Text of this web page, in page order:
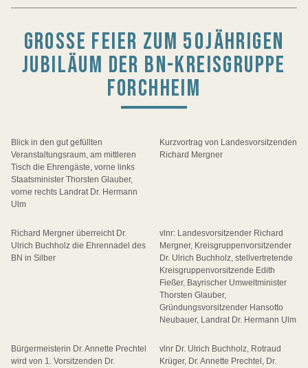
GROSSE FEIER ZUM 50JÄHRIGEN J
UBILÄUM DER BN-KREISGRUPPE F
ORCHHEIM
Blick in den gut gefüllten
Veranstaltungsraum, am mittleren
Tisch die Ehrengäste, vorne links
Staatsminister Thorsten Glauber,
vorne rechts Landrat Dr. Hermann
Ulm
Kurzvortrag von Landesvorsitzenden
Richard Mergner
Richard Mergner überreicht Dr.
Ulrich Buchholz die Ehrennadel des
BN in Silber
vlnr: Landesvorsitzender Richard
Mergner, Kreisgruppenvorsitzender
Dr. Ulrich Buchholz, stellvertretende
Kreisgruppenvorsitzende Edith
Fießer, Bayrischer Umweltminister
Thorsten Glauber,
Gründungsvorsitzender Hansotto
Neubauer, Landrat Dr. Hermann Ulm
Bürgermeisterin Dr. Annette Prechtel
wird von 1. Vorsitzenden Dr.
vlnr Dr. Ulrich Buchholz, Rotraud
Krüger, Dr. Annette Prechtel, Dr.